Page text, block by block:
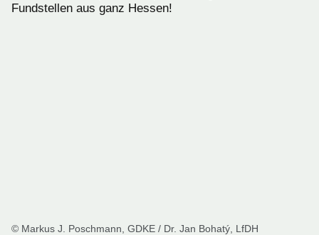
Fundstellen aus ganz Hessen!
© Markus J. Poschmann, GDKE / Dr. Jan Bohatý, LfDH